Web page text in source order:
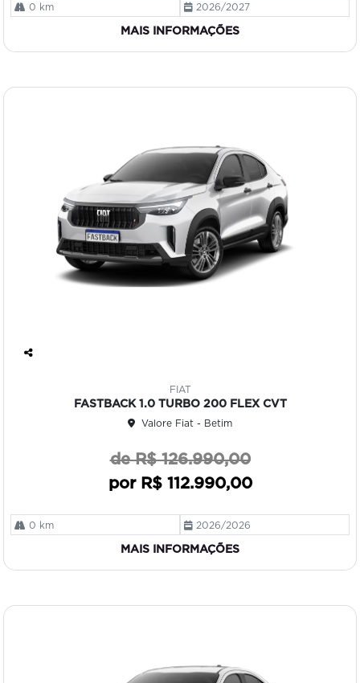
0 km 2026/2027
MAIS INFORMAÇÕES
FIAT
FASTBACK 1.0 TURBO 200 FLEX CVT
Valore Fiat - Betim
de R$ 126.990,00
por R$ 112.990,00
0 km 2026/2026
MAIS INFORMAÇÕES